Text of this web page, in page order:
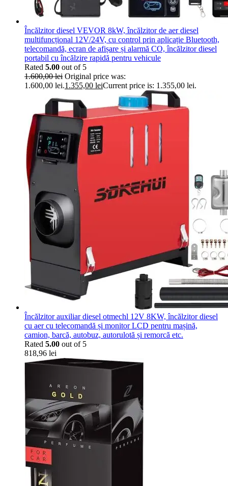
Încălzitor diesel VEVOR 8kW, încălzitor de aer diesel
multifuncțional 12V/24V, cu control prin aplicație Bluetooth,
telecomandă, ecran de afișare și alarmă CO, încălzitor diesel
portabil cu încălzire rapidă pentru vehicule
Rated 5.00 out of 5
1.600,00lei Original price was:
1.600,00 lei.1.355,00 leiCurrent price is: 1.355,00 lei.
Încălzitor auxiliar diesel otmechl 12V 8KW, încălzitor diesel
cu aer cu telecomandă și monitor LCD pentru mașină,
camion, barcă, autobuz, autorulotă și remorcă etc.
Rated 5.00 out of 5
818,96 lei